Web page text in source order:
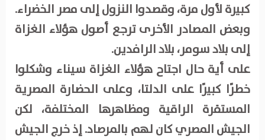
كبيرة لأول مرة، وقصدوا النزول إلى مصر الخضراء.
وبعض المصادر الأخرى ترجع أصول هؤلاء الغزاة
إلى بلاد سومر، بلاد الرافدين.
على أية حال اجتاح هؤلاء الغزاة سيناء وشكلوا
خطرًا كبيرًا على الدلتا، وعلى الحضارة المصرية
المستقرة الراقية ومظاهرها المختلفة، لكن
الجيش المصري كان لهم بالمرصاد. إذ خرج الجيش